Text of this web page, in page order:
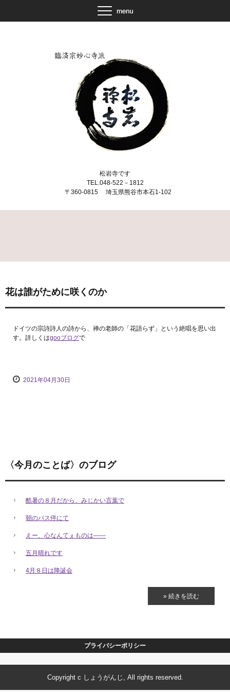
松岩寺です
TEL.048-522－1812
〒360-0815 埼玉県熊谷市本石1-102
花は誰がために咲くのか
ドイツの宗詩詩人の詩から、禅の老師の「花語らず」という絶唱を思い出
す。詳しくはgooブログで
2021年04月30日
〈今月のことば〉のブログ
酷暑の８月だから、みじかい言葉で
朝のバス停にて
えー、心なんてぇものは――
五月晴れです
4月８日は降誕会
» 続きを読む
プライバシーポリシー
Copyright c しょうがんじ, All rights reserved.